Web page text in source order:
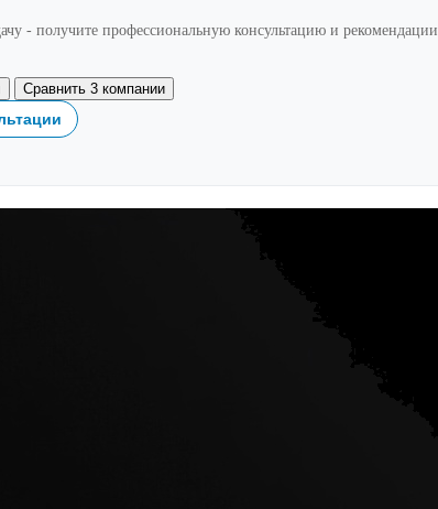
- получите профессиональную консультацию и рекомендации
Сравнить 3 компании